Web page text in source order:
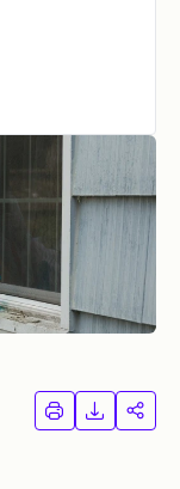
IMPRIMER
LA
LA